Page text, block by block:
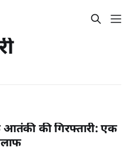
की गिरफ्तारी: एक